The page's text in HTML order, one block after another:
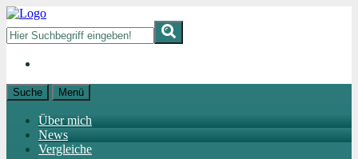
Suche Menü
Über mich
News
Vergleiche